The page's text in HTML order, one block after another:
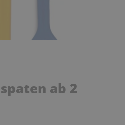
ab 2